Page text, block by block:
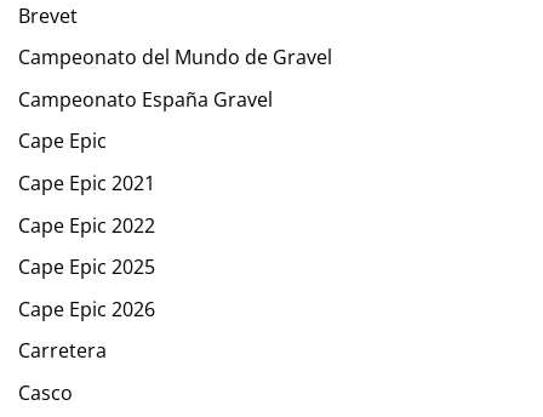
Brevet
Campeonato del Mundo de Gravel
Campeonato España Gravel
Cape Epic
Cape Epic 2021
Cape Epic 2022
Cape Epic 2025
Cape Epic 2026
Carretera
Casco